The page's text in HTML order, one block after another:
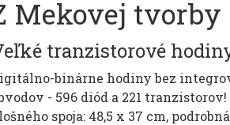
Mekovej tvorby
tranzistorové
binárne hodiny bez
- 596 diód a 221
spoja: 48,5 x 37 cm, podrobná